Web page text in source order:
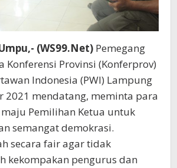
(WS99.Net) Pemegang
Konferensi Provinsi (Konferprov)
Indonesia (PWI) Lampung
2021 mendatang, meminta para
Pemilihan Ketua untuk
semangat demokrasi.
secara fair agar tidak
kekompakan pengurus dan